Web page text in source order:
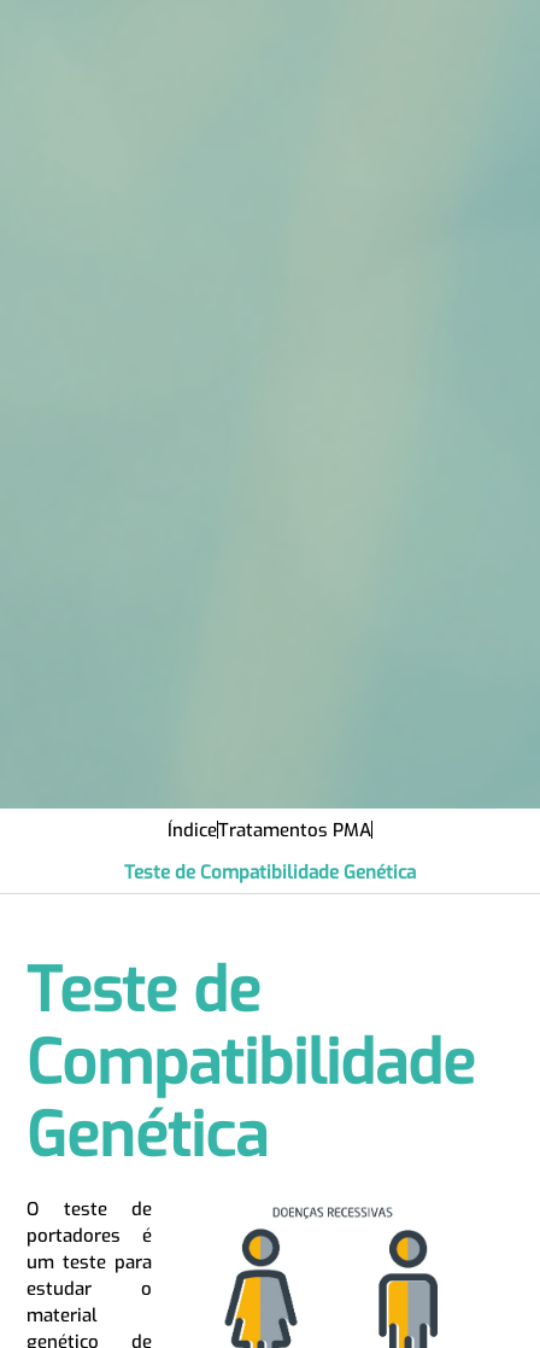
ÍndiceTratamentos PMA
Teste de Compatibilidade Genética
Teste de
Compatibilidade
Genética
O teste de
portadores é
um teste para
estudar o
material
genético de